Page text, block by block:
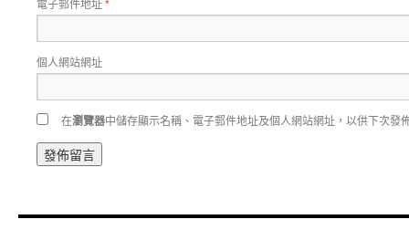
電子郵件地址*
個人網站網址
在瀏覽器中儲存顯示名稱、電子郵件地址及個人網站網址，以供下次發